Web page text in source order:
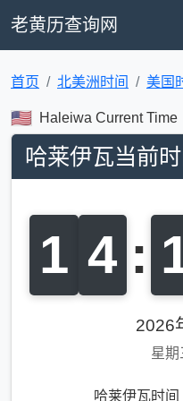
老黄历查询网
首页 北美洲时间 美国
Haleiwa Current Time
哈莱伊瓦当前时
1 4 :
2026
星期
哈莱伊瓦时间